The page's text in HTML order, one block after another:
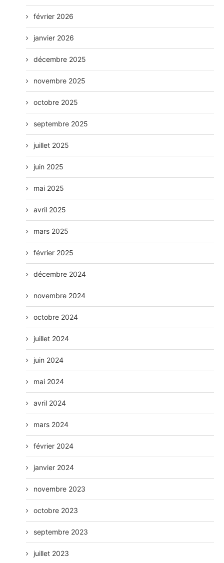
février 2026
janvier 2026
décembre 2025
novembre 2025
octobre 2025
septembre 2025
juillet 2025
juin 2025
mai 2025
avril 2025
mars 2025
février 2025
décembre 2024
novembre 2024
octobre 2024
juillet 2024
juin 2024
mai 2024
avril 2024
mars 2024
février 2024
janvier 2024
novembre 2023
octobre 2023
septembre 2023
juillet 2023